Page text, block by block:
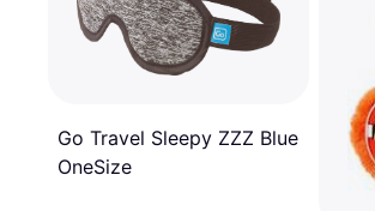
Go Travel Sleepy ZZZ Blue
OneSize